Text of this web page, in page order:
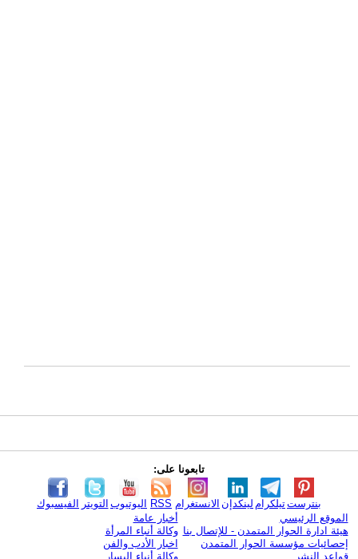
تابعونا على:
الفيسبوك التويتر اليوتيوب RSS الانستغرام لينكدإن تيلكرامبنترست
الموقع الرئيسي
هيئة ادارة الحوار المتمدن - للإتصال بنا
إحصائيات مؤسسة الحوار المتمدن
قواعد النشر
أخبار عامة
وكالة أنباء المرأة
اخبار الأدب والفن
وكالة أنباء اليسار